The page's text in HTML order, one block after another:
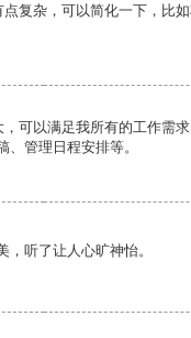
复杂，可以简化一下，比
可以满足我所有的工作需
、管理日程安排等。
听了让人心旷神怡。